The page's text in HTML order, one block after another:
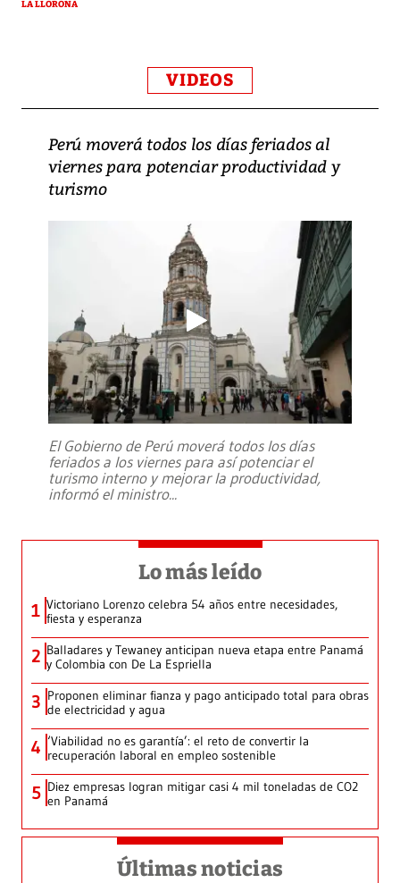
LA LLORONA
VIDEOS
Perú moverá todos los días feriados al
viernes para potenciar productividad y
turismo
El Gobierno de Perú moverá todos los días
feriados a los viernes para así potenciar el
turismo interno y mejorar la productividad,
informó el ministro...
Lo más leído
1 Victoriano Lorenzo celebra 54 años entre necesidades,
fiesta y esperanza
2 Balladares y Tewaney anticipan nueva etapa entre Panamá
y Colombia con De La Espriella
3 Proponen eliminar fianza y pago anticipado total para obras
de electricidad y agua
4 ‘Viabilidad no es garantía’: el reto de convertir la
recuperación laboral en empleo sostenible
5 Diez empresas logran mitigar casi 4 mil toneladas de CO2
en Panamá
Últimas noticias